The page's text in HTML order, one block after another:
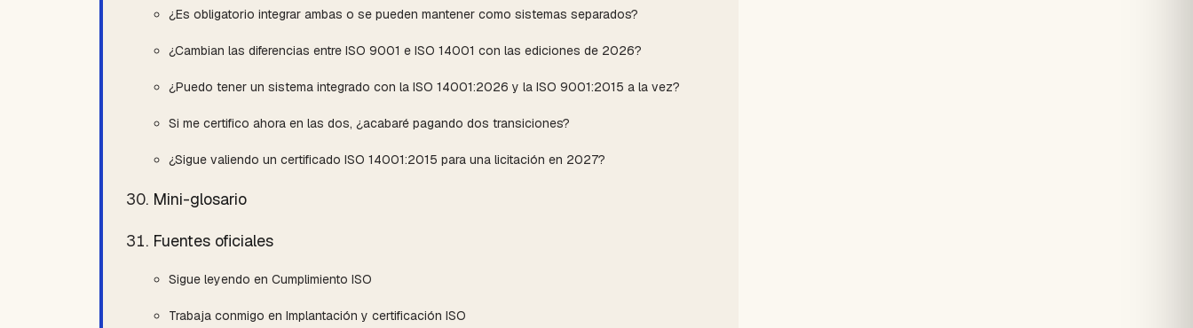
¿Es obligatorio integrar ambas o se pueden mantener como sistemas separados?
¿Cambian las diferencias entre ISO 9001 e ISO 14001 con las ediciones de 2026?
¿Puedo tener un sistema integrado con la ISO 14001:2026 y la ISO 9001:2015 a la vez?
Si me certifico ahora en las dos, ¿acabaré pagando dos transiciones?
¿Sigue valiendo un certificado ISO 14001:2015 para una licitación en 2027?
Mini-glosario
Fuentes oficiales
Sigue leyendo en Cumplimiento ISO
Trabaja conmigo en Implantación y certificación ISO